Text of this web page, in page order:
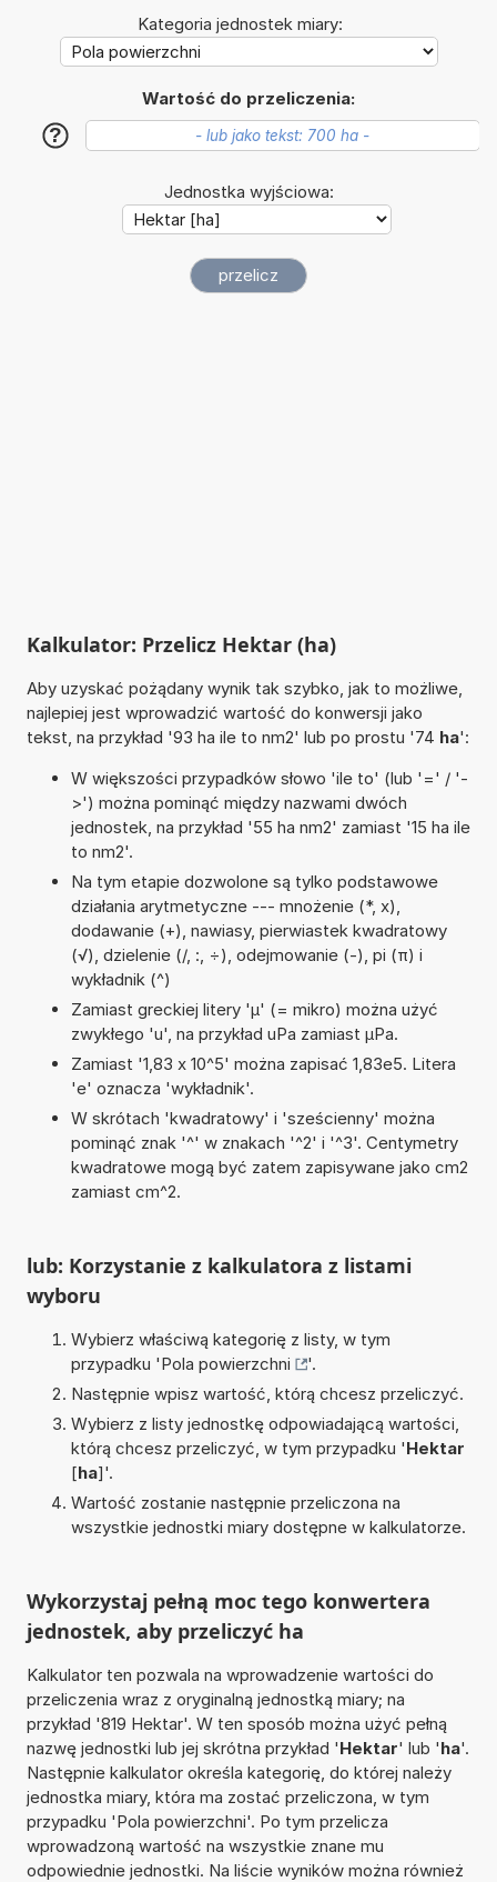
Kategoria jednostek miary:
Wartość do przeliczenia:
?
Jednostka wyjściowa:
Kalkulator: Przelicz Hektar (ha)
Aby uzyskać pożądany wynik tak szybko, jak to możliwe,
najlepiej jest wprowadzić wartość do konwersji jako
tekst, na przykład '93 ha ile to nm2' lub po prostu '74 ha':
W większości przypadków słowo 'ile to' (lub '=' / '-
>') można pominąć między nazwami dwóch
jednostek, na przykład '55 ha nm2' zamiast '15 ha ile
to nm2'.
Na tym etapie dozwolone są tylko podstawowe
działania arytmetyczne --- mnożenie (*, x),
dodawanie (+), nawiasy, pierwiastek kwadratowy
(√), dzielenie (/, :, ÷), odejmowanie (-), pi (π) i
wykładnik (^)
Zamiast greckiej litery 'µ' (= mikro) można użyć
zwykłego 'u', na przykład uPa zamiast µPa.
Zamiast '1,83 x 10^5' można zapisać 1,83e5. Litera
'e' oznacza 'wykładnik'.
W skrótach 'kwadratowy' i 'sześcienny' można
pominąć znak '^' w znakach '^2' i '^3'. Centymetry
kwadratowe mogą być zatem zapisywane jako cm2
zamiast cm^2.
lub: Korzystanie z kalkulatora z listami
wyboru
Wybierz właściwą kategorię z listy, w tym
przypadku 'Pola powierzchni
'.
Następnie wpisz wartość, którą chcesz przeliczyć.
Wybierz z listy jednostkę odpowiadającą wartości,
którą chcesz przeliczyć, w tym przypadku 'Hektar
[ha]'.
Wartość zostanie następnie przeliczona na
wszystkie jednostki miary dostępne w kalkulatorze.
Wykorzystaj pełną moc tego konwertera
jednostek, aby przeliczyć ha
Kalkulator ten pozwala na wprowadzenie wartości do
przeliczenia wraz z oryginalną jednostką miary; na
przykład '819 Hektar'. W ten sposób można użyć pełną
nazwę jednostki lub jej skrótna przykład 'Hektar' lub 'ha'.
Następnie kalkulator określa kategorię, do której należy
jednostka miary, która ma zostać przeliczona, w tym
przypadku 'Pola powierzchni'. Po tym przelicza
wprowadzoną wartość na wszystkie znane mu
odpowiednie jednostki. Na liście wyników można również